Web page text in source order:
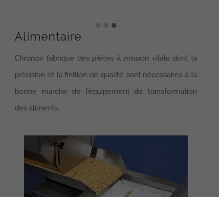
Alimentaire
Chronox fabrique des pièces à mission vitale dont la
précision et la finition de qualité sont nécessaires à la
bonne marche de l’équipement de transformation
des aliments.